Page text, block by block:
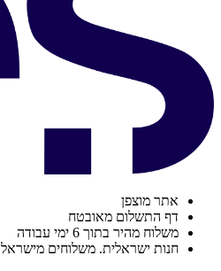
אתר מוצפן
דף התשלום מאובטח
משלוח מהיר בתוך 6 ימי עבודה
חנות ישראלית. משלוחים מישראל